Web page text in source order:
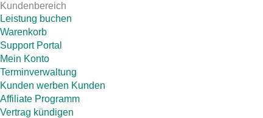
Kundenbereich
Leistung buchen
Warenkorb
Support Portal
Mein Konto
Terminverwaltung
Kunden werben Kunden
Affiliate Programm
Vertrag kündigen